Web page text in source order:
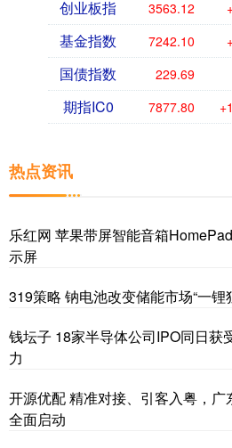
创业板指 3563.12
基金指数 7242.10
国债指数 229.69
期指IC0 7877.80
热点资讯
乐红网 苹果带屏智能音箱
示屏
319策略 钠电池改变储能市场“一锂
钱坛子 18家半导体公司IPO同日获
力
开源优配 精准对接、引客入粤，
全面启动